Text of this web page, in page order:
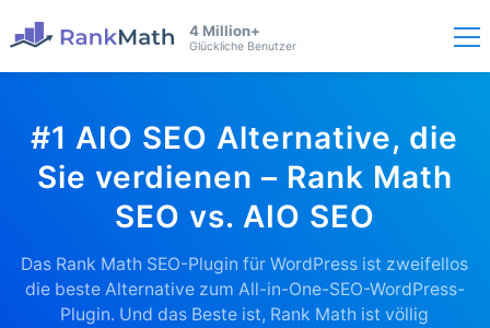
4 Million+
Glückliche Benutzer
#1 AIO SEO Alternative, die
Sie verdienen – Rank Math
SEO vs. AIO SEO
Das Rank Math SEO-Plugin für WordPress ist zweifellos
die beste Alternative zum All-in-One-SEO-WordPress-
Plugin. Und das Beste ist, Rank Math ist völlig